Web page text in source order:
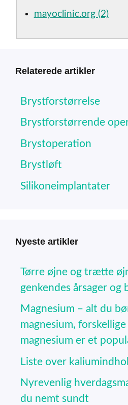
mayoclinic.org (2)
Relaterede artikler
Brystforstørrelse
Brystforstørrende
Brystoperation
Brystløft
Silikoneimplantater
Nyeste artikler
Tørre øjne og trætte
genkendes årsager og
Magnesium – alt du
magnesium,
magnesium er et
Liste over
Nyrevenlig
du nemt sundt